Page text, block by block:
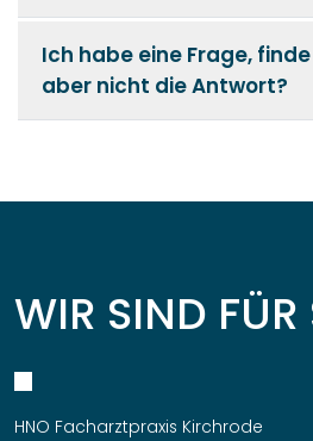
Ich habe eine Frage, finde
aber nicht die Antwort?
WIR SIND FÜR
HNO Facharztpraxis Kirchrode